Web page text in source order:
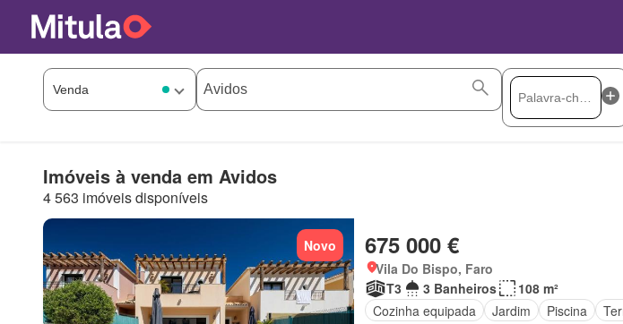
Imóveis à venda em Avidos
4 563 imóveis disponíveis
Novo 675 000 €
Vila Do Bispo, Faro
T3
3 Banheiros
108 m²
Cozinha equipada
Jardim Piscina